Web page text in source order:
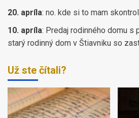
20. apríla: no. kde si to mam
10. apríla: Predaj rodinného domu s
starý rodinný dom v Štiavniku so
Už ste čítali?